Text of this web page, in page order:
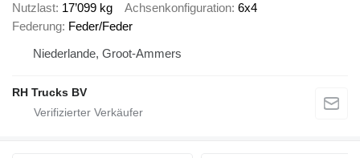
Nutzlast 17’099 kg Achsenkonfiguration 6x4
Federung Feder/Feder
Niederlande, Groot-Ammers
RH Trucks BV